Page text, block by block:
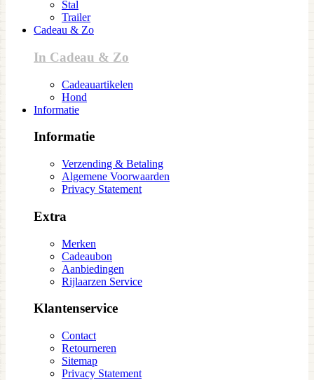
Stal
Trailer
Cadeau & Zo
In Cadeau & Zo
Cadeauartikelen
Hond
Informatie
Informatie
Verzending & Betaling
Algemene Voorwaarden
Privacy Statement
Extra
Merken
Cadeaubon
Aanbiedingen
Rijlaarzen Service
Klantenservice
Contact
Retourneren
Sitemap
Privacy Statement